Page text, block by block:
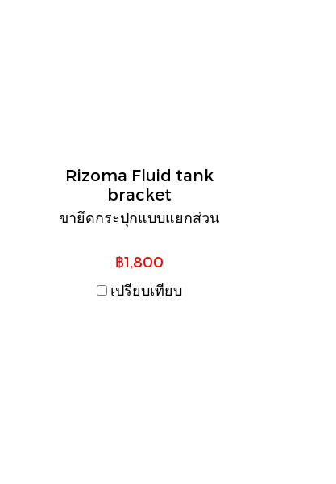
Rizoma Fluid tank
bracket
ขายึดกระปุกแบบแยกส่วน
฿1,800
เปรียบเทียบ